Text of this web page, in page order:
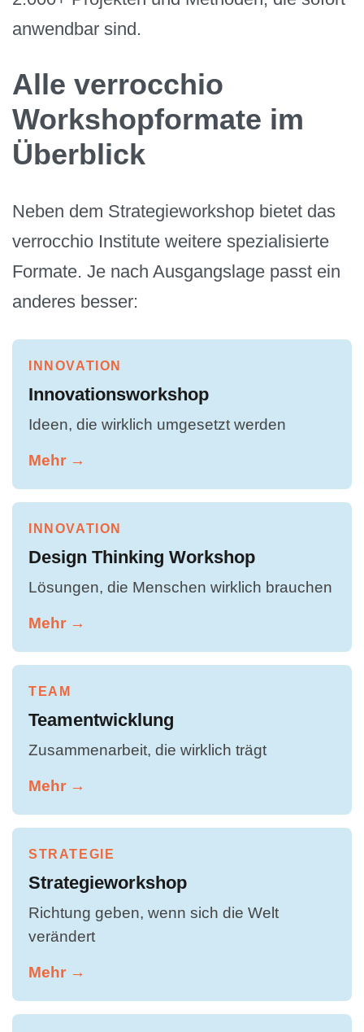
anwendbar sind.
Alle verrocchio
Workshopformate im
Überblick
Neben dem Strategieworkshop bietet das
verrocchio Institute weitere spezialisierte
Formate. Je nach Ausgangslage passt ein
anderes besser:
INNOVATION
Innovationsworkshop
Ideen, die wirklich umgesetzt werden
Mehr →
INNOVATION
Design Thinking Workshop
Lösungen, die Menschen wirklich brauchen
Mehr →
TEAM
Teamentwicklung
Zusammenarbeit, die wirklich trägt
Mehr →
STRATEGIE
Strategieworkshop
Richtung geben, wenn sich die Welt
verändert
Mehr →